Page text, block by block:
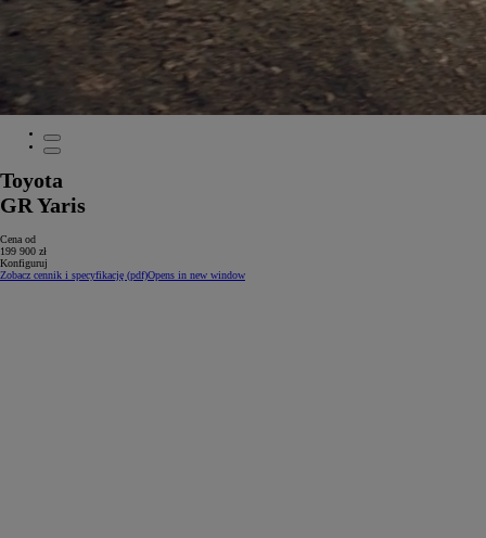
Toyota
GR Yaris
Cena od
199 900 zł
Konfiguruj
Zobacz cennik i specyfikację (pdf)Opens in new window